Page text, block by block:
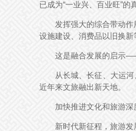
已成为“一业兴、百业旺”的
发挥强大的综合带动
设施建设、消费品以旧换新
这是融合发展的启示
从长城、长征、大运
近年来文旅融出新天地。
加快推进文化和旅游
新时代新征程，旅游